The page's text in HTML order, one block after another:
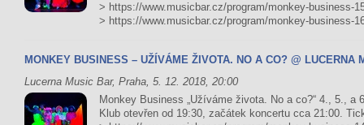
> https://www.musicbar.cz/program/monkey-business-
> https://www.musicbar.cz/program/monkey-business-
MONKEY BUSINESS – UŽÍVÁME ŽIVOTA. NO A CO? @ LUCERNA
Lucerna Music Bar, Praha, 5. 12. 2018, 20:00
Monkey Business „Užíváme života. No a co?“ 4., 5., a
Klub otevřen od 19:30, začátek koncertu cca 21:00.